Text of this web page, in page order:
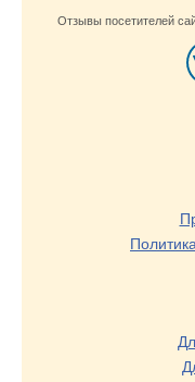
Отзывы посетителей